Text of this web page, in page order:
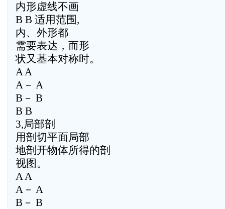
内形虚线不画
B B 适用范围,
内、外形都
需要表达，而形
状又基本对称时。
A A
A－ A
B－ B
B B
3,局部剖
用剖切平面局部
地剖开物体所得的剖
视图。
A A
A－ A
B－ B